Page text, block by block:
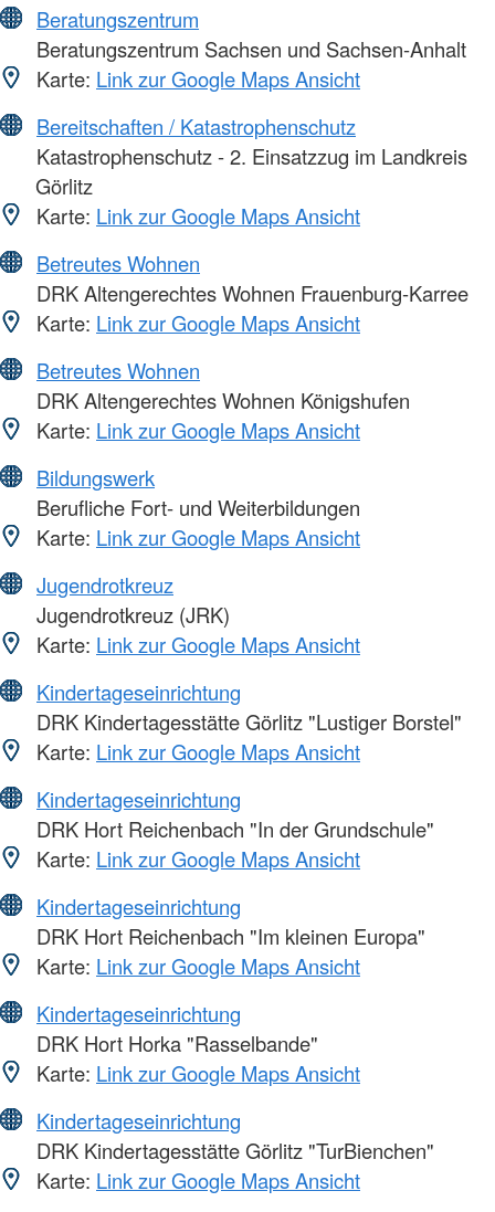
Beratungszentrum
Beratungszentrum Sachsen und Sachsen-Anhalt
Karte: Link zur Google Maps Ansicht
Bereitschaften / Katastrophenschutz
Katastrophenschutz - 2. Einsatzzug im Landkreis
Görlitz
Karte: Link zur Google Maps Ansicht
Betreutes Wohnen
DRK Altengerechtes Wohnen Frauenburg-Karree
Karte: Link zur Google Maps Ansicht
Betreutes Wohnen
DRK Altengerechtes Wohnen Königshufen
Karte: Link zur Google Maps Ansicht
Bildungswerk
Berufliche Fort- und Weiterbildungen
Karte: Link zur Google Maps Ansicht
Jugendrotkreuz
Jugendrotkreuz (JRK)
Karte: Link zur Google Maps Ansicht
Kindertageseinrichtung
DRK Kindertagesstätte Görlitz "Lustiger Borstel"
Karte: Link zur Google Maps Ansicht
Kindertageseinrichtung
DRK Hort Reichenbach "In der Grundschule"
Karte: Link zur Google Maps Ansicht
Kindertageseinrichtung
DRK Hort Reichenbach "Im kleinen Europa"
Karte: Link zur Google Maps Ansicht
Kindertageseinrichtung
DRK Hort Horka "Rasselbande"
Karte: Link zur Google Maps Ansicht
Kindertageseinrichtung
DRK Kindertagesstätte Görlitz "TurBienchen"
Karte: Link zur Google Maps Ansicht